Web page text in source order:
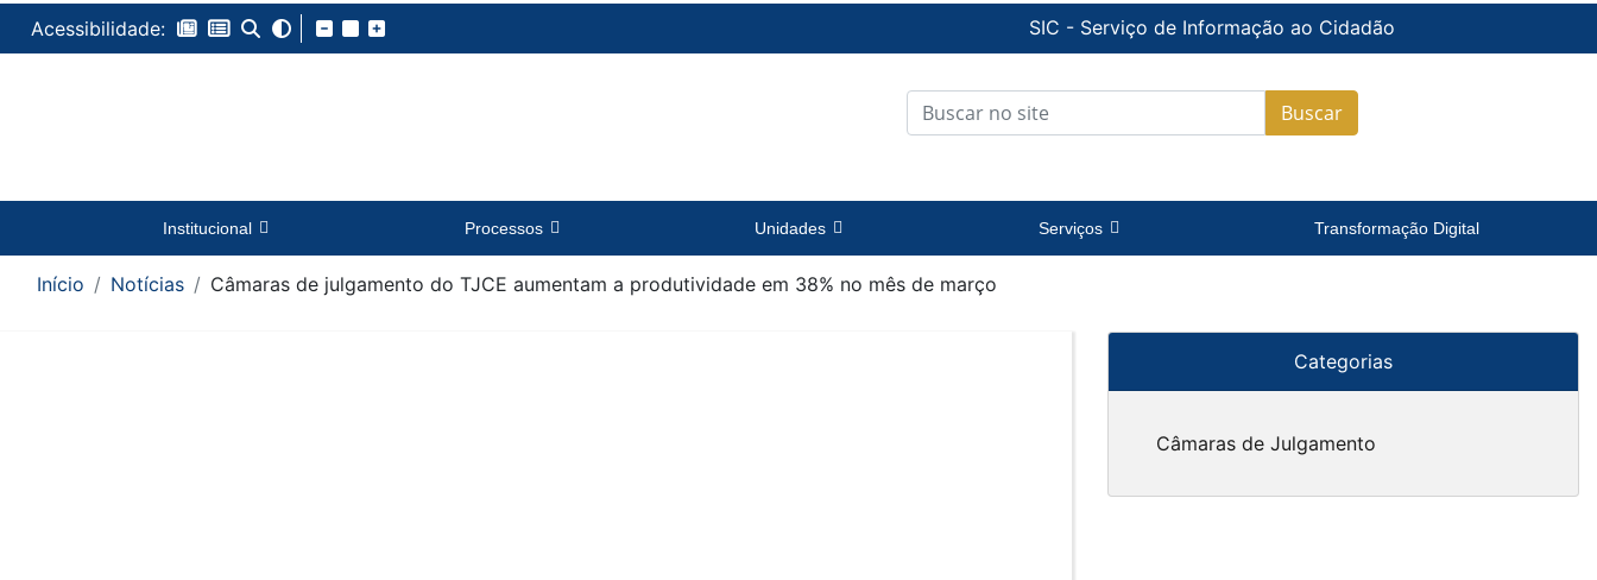
Acessibilidade: SIC - Serviço de Informação ao Cidadão
Buscar
Institucional Processos Unidades Serviços Transformação Digital
Início Notícias Câmaras de julgamento do TJCE aumentam a produtividade em 38% no mês de março
Categorias
Câmaras de Julgamento